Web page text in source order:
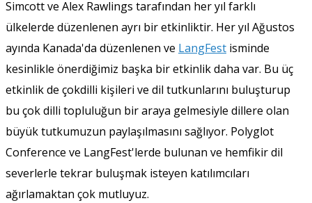
Simcott ve Alex Rawlings tarafından her yıl farklı
ülkelerde düzenlenen ayrı bir etkinliktir. Her yıl Ağustos
ayında Kanada'da düzenlenen ve LangFest isminde
kesinlikle önerdiğimiz başka bir etkinlik daha var. Bu üç
etkinlik de çokdilli kişileri ve dil tutkunlarını buluşturup
bu çok dilli topluluğun bir araya gelmesiyle dillere olan
büyük tutkumuzun paylaşılmasını sağlıyor. Polyglot
Conference ve LangFest'lerde bulunan ve hemfikir dil
severlerle tekrar buluşmak isteyen katılımcıları
ağırlamaktan çok mutluyuz.